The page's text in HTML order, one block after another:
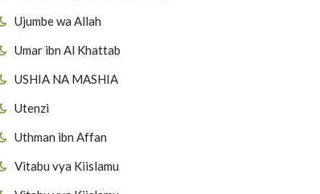
Ujumbe wa Allah
Umar ibn Al Khattab
USHIA NA MASHIA
Utenzi
Uthman ibn Affan
Vitabu vya Kiislamu